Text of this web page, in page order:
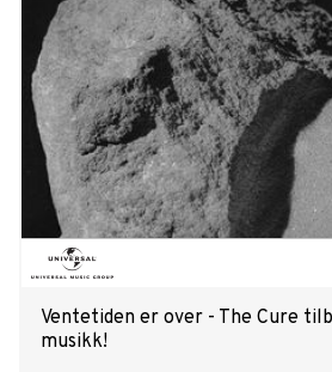
WORLD som blir deres 14.
hele 16 år. Albumet ble spilt inn i
Alle låter er skrevet og arrangert av
produsert samt mikset av Smith
Låter fra det nye albumet har allerede
millioner fans under Shows Of A Lost
over 90 konserter og besøk i 33 land.
rapperen GloRilla er i dag ute med
Albumet inneholder 15 låter, inkludert
"Hollon” samt bidrag fra Megan Thee
Muni Long. GLORIOUS følger opp
Ventetiden er over - The Cure
musikk!